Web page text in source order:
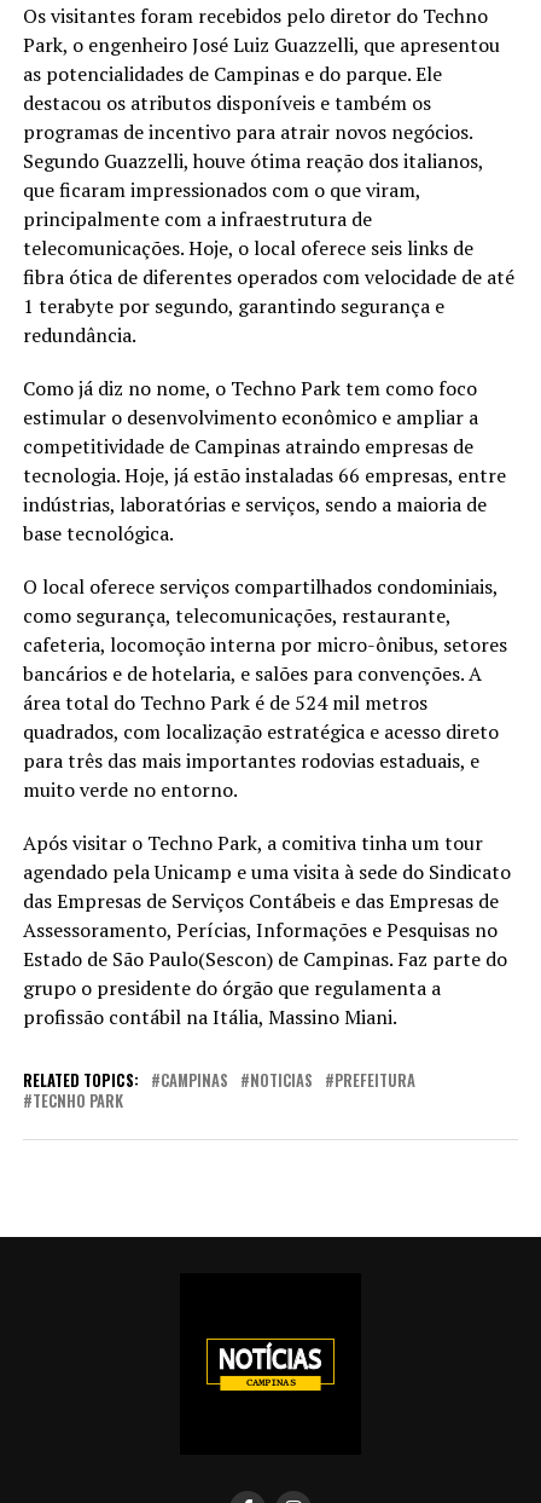
Os visitantes foram recebidos pelo diretor do Techno
Park, o engenheiro José Luiz Guazzelli, que apresentou
as potencialidades de Campinas e do parque. Ele
destacou os atributos disponíveis e também os
programas de incentivo para atrair novos negócios.
Segundo Guazzelli, houve ótima reação dos italianos,
que ficaram impressionados com o que viram,
principalmente com a infraestrutura de
telecomunicações. Hoje, o local oferece seis links de
fibra ótica de diferentes operados com velocidade de até
1 terabyte por segundo, garantindo segurança e
redundância.
Como já diz no nome, o Techno Park tem como foco
estimular o desenvolvimento econômico e ampliar a
competitividade de Campinas atraindo empresas de
tecnologia. Hoje, já estão instaladas 66 empresas, entre
indústrias, laboratórias e serviços, sendo a maioria de
base tecnológica.
O local oferece serviços compartilhados condominiais,
como segurança, telecomunicações, restaurante,
cafeteria, locomoção interna por micro-ônibus, setores
bancários e de hotelaria, e salões para convenções. A
área total do Techno Park é de 524 mil metros
quadrados, com localização estratégica e acesso direto
para três das mais importantes rodovias estaduais, e
muito verde no entorno.
Após visitar o Techno Park, a comitiva tinha um tour
agendado pela Unicamp e uma visita à sede do Sindicato
das Empresas de Serviços Contábeis e das Empresas de
Assessoramento, Perícias, Informações e Pesquisas no
Estado de São Paulo(Sescon) de Campinas. Faz parte do
grupo o presidente do órgão que regulamenta a
profissão contábil na Itália, Massino Miani.
RELATED TOPICS: CAMPINAS NOTICIAS
PREFEITURA
TECNHO PARK